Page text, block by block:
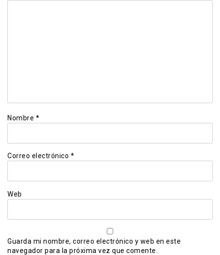
Nombre *
Correo electrónico *
Web
Guarda mi nombre, correo electrónico y web en este
navegador para la próxima vez que comente.